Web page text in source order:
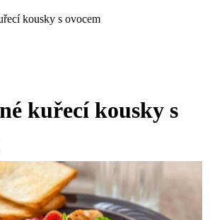
kousky s ovocem
kuřecí kousky s